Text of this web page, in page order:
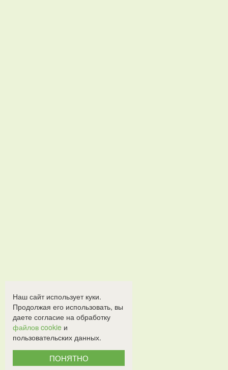
Наш сайт использует куки.
Продолжая его использовать, вы
даете согласие на обработку
файлов cookie и
пользовательских данных.
ПОНЯТНО